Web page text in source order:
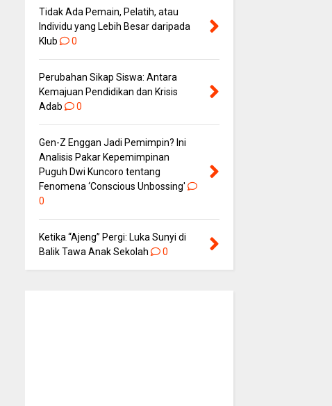
Tidak Ada Pemain, Pelatih, atau
Individu yang Lebih Besar daripada
Klub
0
Perubahan Sikap Siswa: Antara
Kemajuan Pendidikan dan Krisis
Adab
0
Gen-Z Enggan Jadi Pemimpin? Ini
Analisis Pakar Kepemimpinan
Puguh Dwi Kuncoro tentang
Fenomena ‘Conscious Unbossing'
0
Ketika “Ajeng” Pergi: Luka Sunyi di
Balik Tawa Anak Sekolah
0